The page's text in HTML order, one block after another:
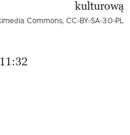
Commons, CC-BY-SA-3.0-PL